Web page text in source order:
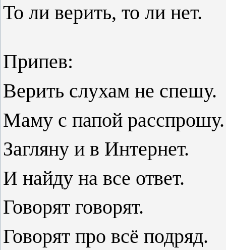
То ли верить, то ли нет.
Припев:
Верить слухам не спешу.
Маму с папой расспрошу.
Загляну и в Интернет.
И найду на все ответ.
Говорят говорят.
Говорят про всё